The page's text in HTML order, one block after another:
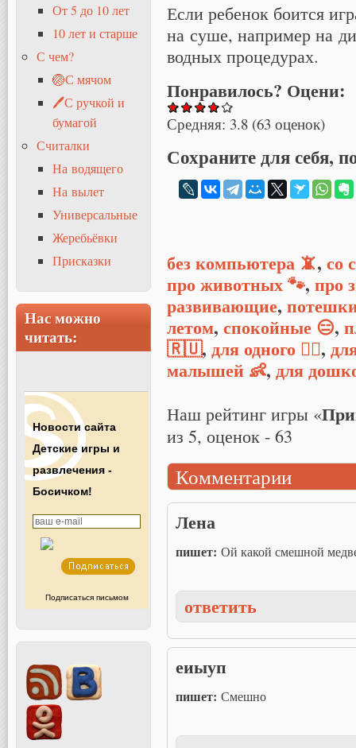
Если ребенок боится
на суше, например на
водных процедурах.
Понравилось? Оцени:
Средняя: 3.8 (63 оценок)
Сохраните для себя,
без компьютера 📵, со
про животных 🐾, про
развивающие,
летом, спокойные 😑,
🇷🇺, для одного 🧍‍♂️,
малышей 👶, для
Наш рейтинг игры «
из 5, оценок - 63
Комментарии
Лена
пишет: Ой какой смешной
ответить
еиыуп
пишет: Смешно
От 5 до 10 лет
10 лет и старше
С чем?
🏐С мячом
🖊С ручкой и
бумагой
Считалки
На водящего
На вылет
Универсальные
Жеребьёвки
Присказки
Нас можно
читать:
Новости сайта
Детские игры и
развлечения -
Босичком!
Подписаться письмом